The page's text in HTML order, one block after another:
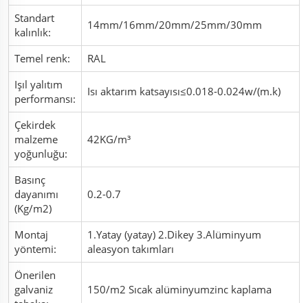
Standart
kalınlık:
14mm/16mm/20mm/25mm/30mm
Temel renk:
RAL
Işıl yalıtım
performansı:
Isı aktarım katsayısı≤0.018-0.024w/(m.k)
Çekirdek
malzeme
yoğunluğu:
42KG/m³
Basınç
dayanımı
(Kg/m2)
0.2-0.7
Montaj
yöntemi:
1.Yatay (yatay) 2.Dikey 3.Alüminyum
aleasyon takımları
Önerilen
galvaniz
150/m2 Sıcak alüminyumzinc kaplama